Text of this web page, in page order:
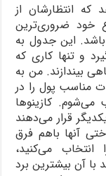
انتظارشان از
خود ضروری‌ترین
این جدول به
و تنها کاری که
بیندازند. من به
مناسب پول را در
می‌شوم. کازینوها
قرار می‌دهند
آنها باهم فرق
می‌کنید،
با آن بیشترین برد